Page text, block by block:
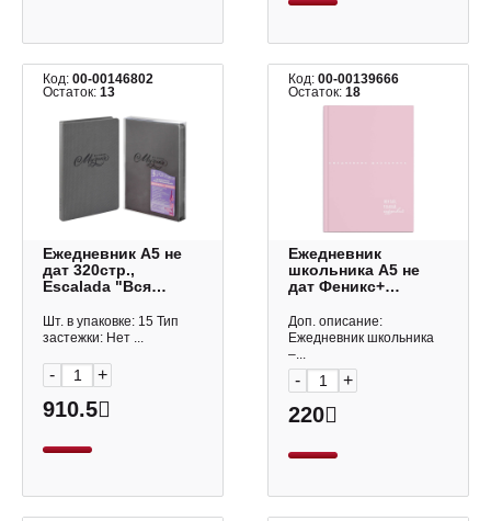
Код: 00-00146802
Остаток: 13
Ежедневник А5 не
дат 320стр.,
Escalada "Вся
тв.обл., иск. кожа,
серый 67735
Шт. в упаковке: 15 Тип
застежки: Нет ...
- +
910.5
Код:00-00139666
Остаток:18
Ежедневник
школьника А5 не
дат Феникс+
Розовый" 64л, тв.
обл., мел.бум. 67617
Доп. описание:
Ежедневник школьника
–...
- +
220